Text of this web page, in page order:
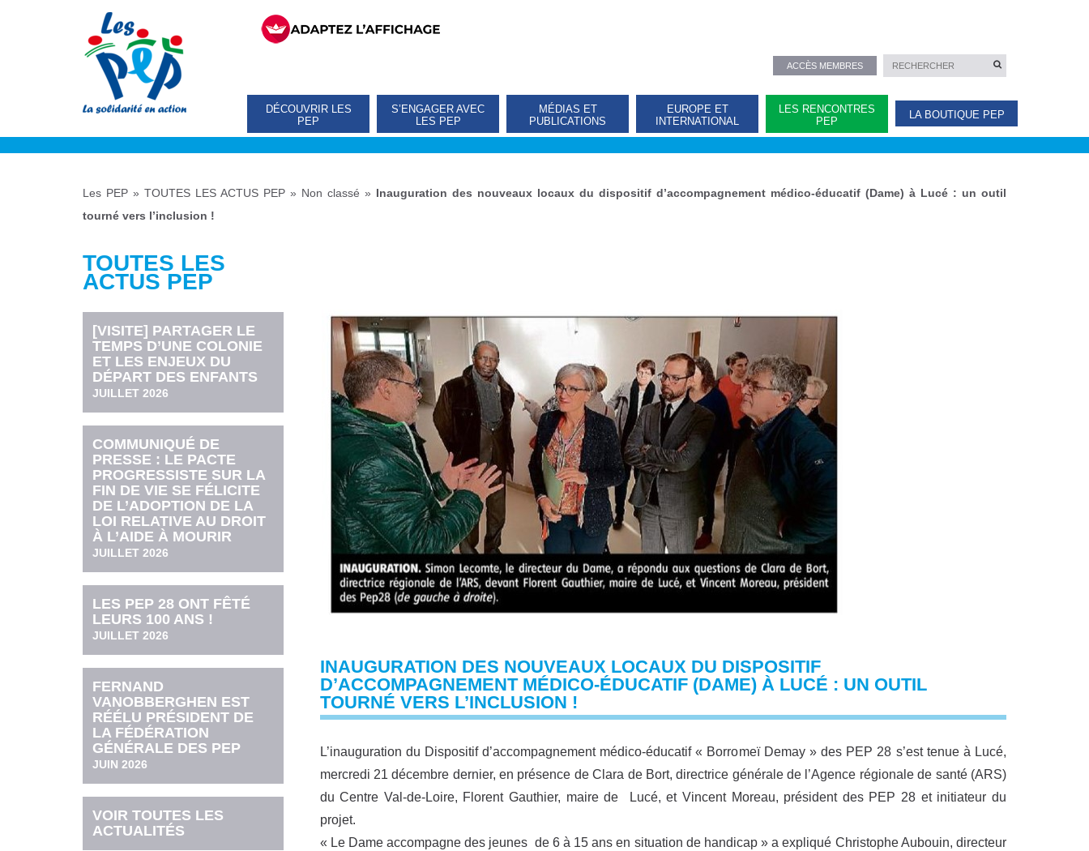
ACCÈS MEMBRES
DÉCOUVRIR LES
PEP
S’ENGAGER AVEC
LES PEP
MÉDIAS ET
PUBLICATIONS
EUROPE ET
INTERNATIONAL
LES RENCONTRES
PEP
LA BOUTIQUE PEP
Les PEP » TOUTES LES ACTUS PEP » Non classé » Inauguration des nouveaux locaux du dispositif d’accompagnement médico-éducatif (Dame) à Lucé : un outil
tourné vers l’inclusion !
TOUTES LES
ACTUS PEP
[VISITE] PARTAGER LE
TEMPS D’UNE COLONIE
ET LES ENJEUX DU
DÉPART DES ENFANTS
JUILLET 2026
COMMUNIQUÉ DE
PRESSE : LE PACTE
PROGRESSISTE SUR LA
FIN DE VIE SE FÉLICITE
DE L’ADOPTION DE LA
LOI RELATIVE AU DROIT
À L’AIDE À MOURIR
JUILLET 2026
LES PEP 28 ONT FÊTÉ
LEURS 100 ANS !
JUILLET 2026
FERNAND
VANOBBERGHEN EST
RÉÉLU PRÉSIDENT DE
LA FÉDÉRATION
GÉNÉRALE DES PEP
JUIN 2026
VOIR TOUTES LES
ACTUALITÉS
INAUGURATION DES NOUVEAUX LOCAUX DU DISPOSITIF
D’ACCOMPAGNEMENT MÉDICO-ÉDUCATIF (DAME) À LUCÉ : UN OUTIL
TOURNÉ VERS L’INCLUSION !
L’inauguration du Dispositif d’accompagnement médico-éducatif « Borromeï Demay » des PEP 28 s’est tenue à Lucé,
mercredi 21 décembre dernier, en présence de Clara de Bort, directrice générale de l’Agence régionale de santé (ARS)
du Centre Val-de-Loire, Florent Gauthier, maire de Lucé, et Vincent Moreau, président des PEP 28 et initiateur du
projet.
« Le Dame accompagne des jeunes de 6 à 15 ans en situation de handicap » a expliqué Christophe Aubouin, directeur